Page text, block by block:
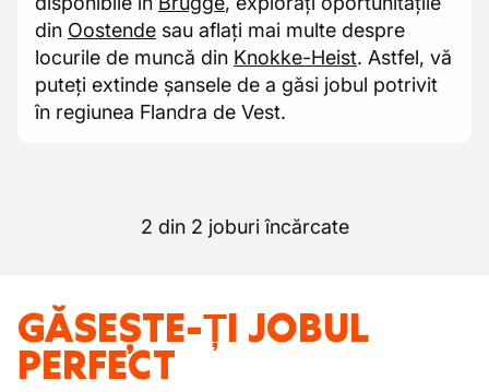
din Oostende sau aflați mai multe despre
locurile de muncă din Knokke-Heist. Astfel, vă
puteți extinde șansele de a găsi jobul potrivit
în regiunea Flandra de Vest.
2 din 2 joburi încărcate
GĂSEȘTE-ȚI JOBUL
PERFECT